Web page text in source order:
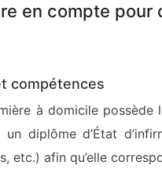
en compte pour
compétences
à domicile
diplôme d’État
etc.) afin qu’elle